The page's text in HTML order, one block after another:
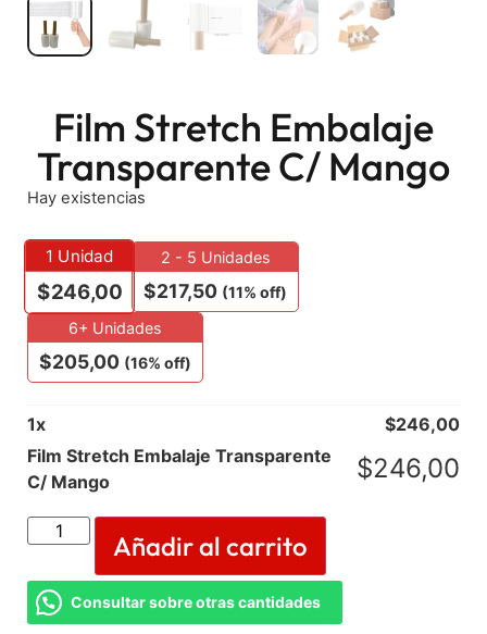
Film Stretch Embalaje
Transparente C/ Mango
Hay existencias
1 Unidad
$246,00
2 - 5 Unidades
$217,50 (11% off)
6+ Unidades
$205,00 (16% off)
1x $246,00
Film Stretch Embalaje Transparente
C/ Mango
$246,00
Añadir al carrito
Consultar sobre otras cantidades